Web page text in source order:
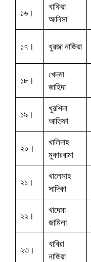
১৬।
খাফিয়া
আনিসা
১৭। খুরজা নাজিয়া
১৮।
খেদমা
জাহিদা
১৯।
খুরশিদা
আতিফা
২০।
খালিদাহ
মুকাররামা
২১।
খালেসাহ
সাদিকা
২২।
খাদেমা
জামিলা
২৩।
খাবিরা
নাজিয়া